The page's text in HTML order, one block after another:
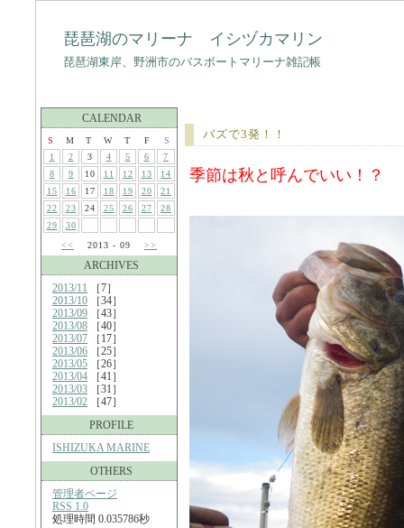
琵琶湖のマリーナ イシヅカマリン
琵琶湖東岸、野洲市のバスボートマリーナ雑記帳
CALENDAR
S M T W T F
S
1
2 3 4 5 6
7
8
9 10 11 12 13
14
15
16 17 18 19 20
21
22
23 24 25 26 27
28
29
30
<<
2013 - 09 >>
ARCHIVES
2013/11 ［7］
2013/10 ［34］
2013/09 ［43］
2013/08 ［40］
2013/07 ［17］
2013/06 ［25］
2013/05 ［26］
2013/04 ［41］
2013/03 ［31］
2013/02 ［47］
PROFILE
ISHIZUKA MARINE
OTHERS
管理者ページ
RSS 1.0
処理時間 0.035786秒
バズで3発！！
季節は秋と呼んでいい！？